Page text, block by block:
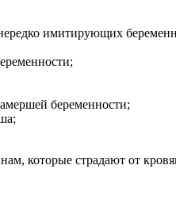
имитирующих
беременности;
которые страдают от